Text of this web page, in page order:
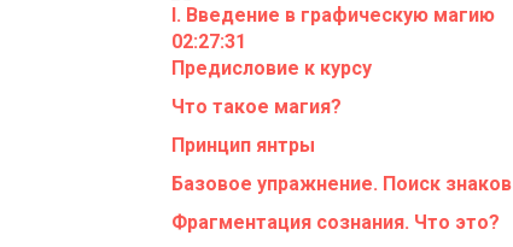
I. Введение в графическую магию
02:27:31
Предисловие к курсу
Что такое магия?
Принцип янтры
Базовое упражнение. Поиск знаков
Фрагментация сознания. Что это?